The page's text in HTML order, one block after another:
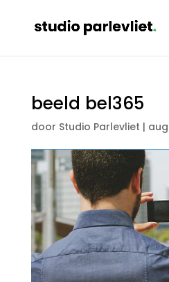
beeld bel365
door Studio Parlevliet | aug